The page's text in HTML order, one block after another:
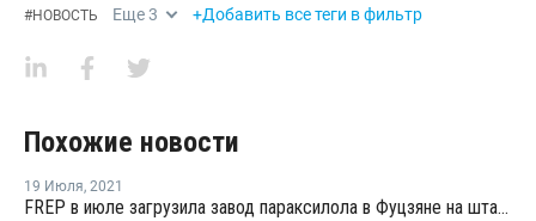
#НОВОСТЬ Еще3 +Добавить все теги в фильтр
Похожие новости
19 Июля, 2021
FREP в июле загрузила завод параксилола в Фуцзяне на штатном уровне